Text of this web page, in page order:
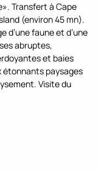
Transfert à Cape
(environ 45 mn).
d’une faune et d’une
abruptes,
et baies
étonnants paysages
Visite du